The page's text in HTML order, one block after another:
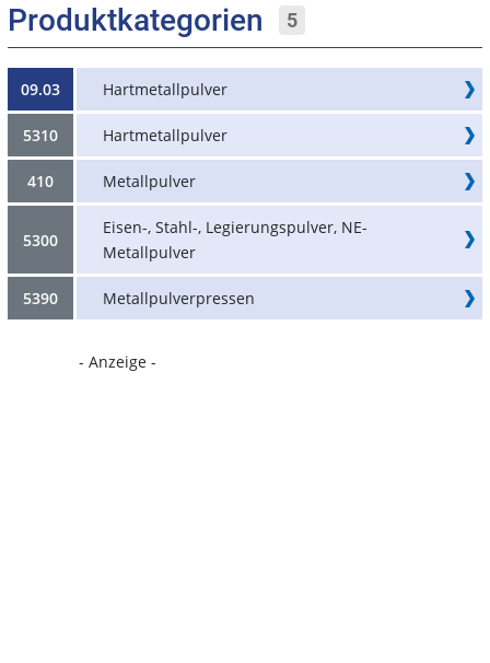
Produktkategorien 5
09.03 Hartmetallpulver
5310 Hartmetallpulver
410 Metallpulver
5300
Eisen-, Stahl-, Legierungspulver, NE-
Metallpulver
5390 Metallpulverpressen
- Anzeige -